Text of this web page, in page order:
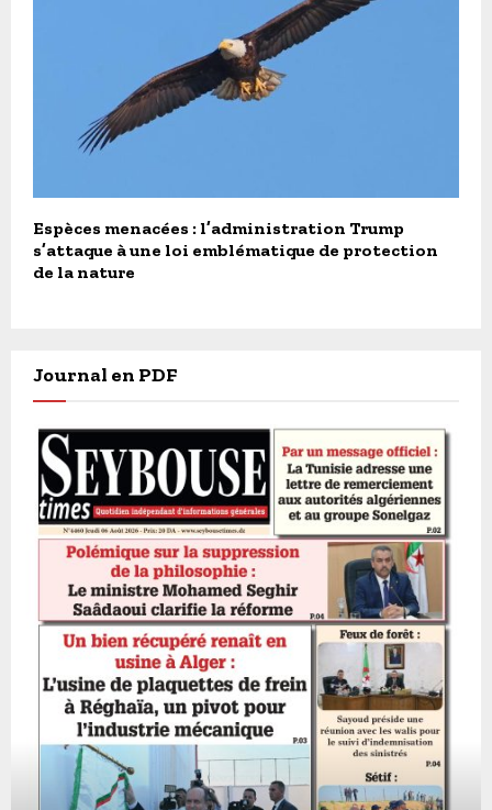
Espèces menacées : l’administration Trump
s’attaque à une loi emblématique de protection
de la nature
Journal en PDF